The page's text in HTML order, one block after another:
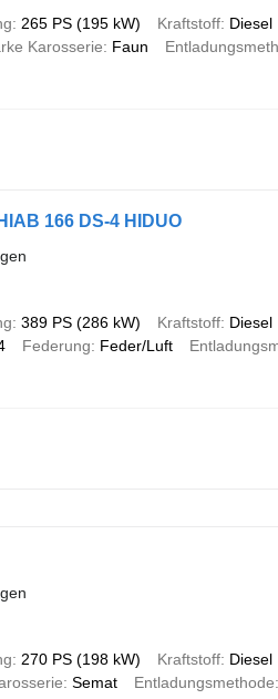
265 PS (195 kW) Kraftstoff Diesel
Karosserie Faun
166 DS-4 HIDUO
389 PS (286 kW) Kraftstoff Diesel
Federung Feder/Luft
270 PS (198 kW) Kraftstoff Diesel
Semat Entladungsmethode